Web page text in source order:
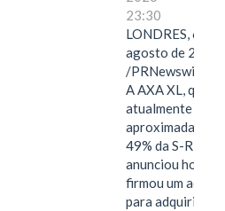
23:30
LONDRES, 6 de
agosto de 2026
/PRNewswire/ --
A AXA XL, que
atualmente
49% da S-RM,
anunciou hoje
firmou um
para adquirir as